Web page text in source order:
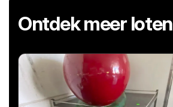
Ontdek meer loten